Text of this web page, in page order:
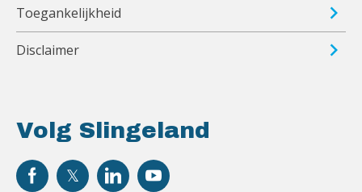
Volg Slingeland
Toegankelijkheid
Disclaimer